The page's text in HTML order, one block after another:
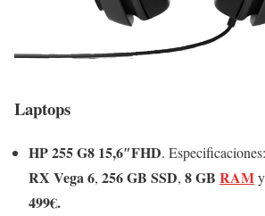
Laptops
HP 255 G8 15,6″FHD. Especificaciones:
RX Vega 6, 256 GB SSD, 8 GB RAMy
499€.